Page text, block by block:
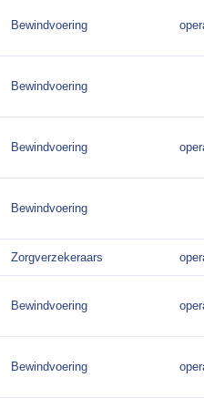
Bewindvoering
Bewindvoering
Bewindvoering
Bewindvoering
Zorgverzekeraars
Bewindvoering
Bewindvoering